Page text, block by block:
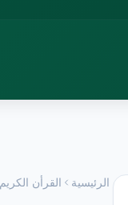
الرئيسية القرأن الكريم